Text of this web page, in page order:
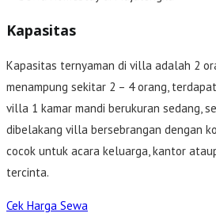
Kapasitas
Kapasitas ternyaman di villa adalah 2
menampung sekitar 2 – 4 orang,
villa 1 kamar mandi berukuran sedang,
dibelakang villa bersebrangan dengan
cocok untuk acara keluarga, kantor
tercinta.
Cek Harga Sewa